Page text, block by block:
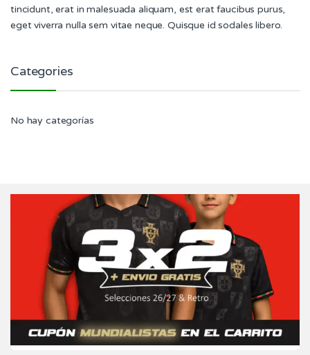
tincidunt, erat in malesuada aliquam, est erat faucibus purus,
eget viverra nulla sem vitae neque. Quisque id sodales libero.
Categories
No hay categorías